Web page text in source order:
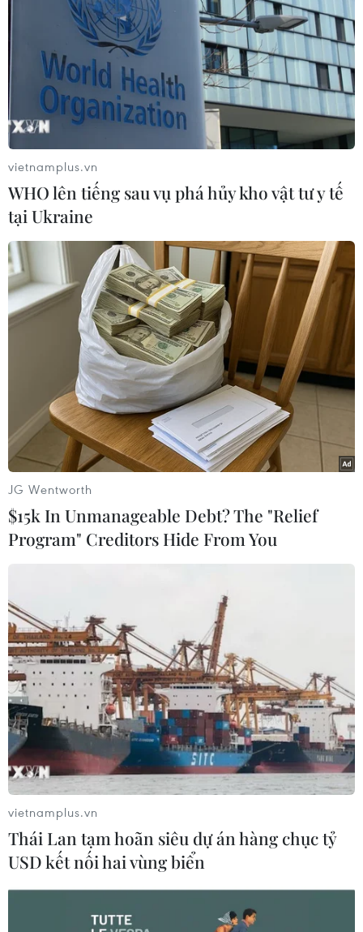
FBI bất ngờ đột kích nhà riêng của cựu
Tổng thống Mỹ Donald Trump
09/08/2022 00:10
Theo New York Times, vụ khám xét dường như tập trung
vào những chiếc thùng đựng tài liệu mà ông Trump đã
mang theo đến Mar-a-Lago sau khi rời Nhà Trắng.
Video dinh thự Mar-a-Lago của
ông Donald Trump bị FBI khám xét
09/08/2022 04:05
Cựu Tổng thống Mỹ Donald Trump tuyên bố: “Sau khi
làm việc và hợp tác với các cơ quan liên quan của
Chính phủ, cuộc đột kích không báo trước vào nhà tôi là
không cần thiết hoặc không thích hợp.”
vietnamplus.vn
WHO lên tiếng sau vụ phá hủy kho vật tư y tế
tại Ukraine
JG Wentworth
$15k In Unmanageable Debt? The "Relief
Program" Creditors Hide From You
vietnamplus.vn
Thái Lan tạm hoãn siêu dự án hàng chục tỷ
USD kết nối hai vùng biển